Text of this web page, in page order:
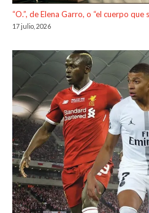
“O.”, de Elena Garro, o “el cuerpo que
17 julio, 2026